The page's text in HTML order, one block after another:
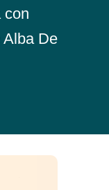
con
Alba De